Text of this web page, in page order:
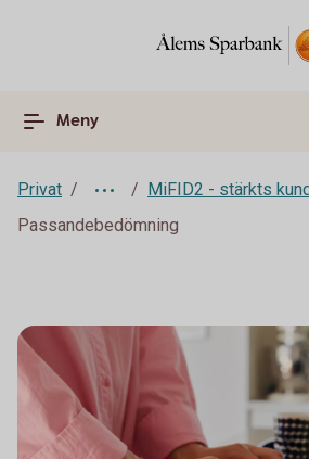
Meny
Privat
MiFID2 - stärkts
Passandebedömning